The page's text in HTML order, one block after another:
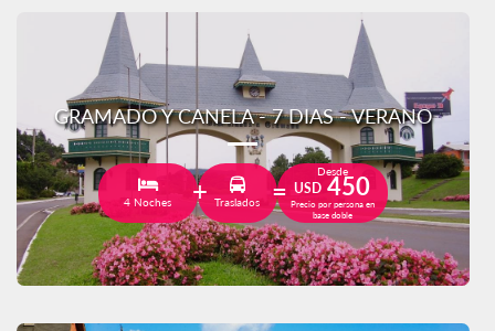
GRAMADO Y CANELA - 7 DIAS - VERANO
4 Noches Traslados
Desde
USD 450
Precio por persona en
base doble